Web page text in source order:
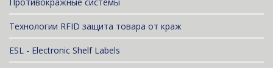
Противокражные системы
Технологии RFID защита товара от краж
ESL - Electronic Shelf Labels